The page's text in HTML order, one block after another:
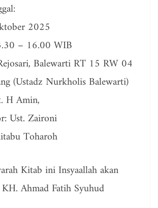
2025
– 16.00 WIB
Balewarti RT 15 RW 04
(Ustadz Nurkholis Balewarti)
H Amin,
Ust. Zaironi
Toharoh
Kitab ini Insyaallah akan
Ahmad Fatih Syuhud